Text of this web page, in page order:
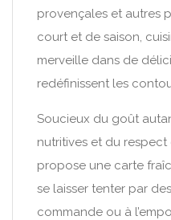
provençales et autres
court et de saison,
merveille dans de
redéfinissent les
Soucieux du goût
nutritives et du
propose une carte
se laisser tenter par
commande ou à